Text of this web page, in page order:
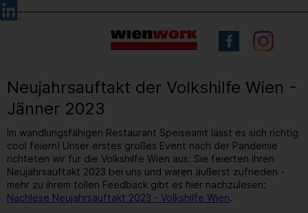
Barrierefreie
Bedienung
Sprachauswahl
Neujahrsauftakt der Volkshilfe Wien -
Jänner 2023
Im wandlungsfähigen Restaurant Speiseamt lässt es sich richtig
cool feiern! Unser erstes großes Event nach der Pandemie
richteten wir für die Volkshilfe Wien aus: Sie feierten ihren
Neujahrsauftakt 2023 bei uns und waren äußerst zufrieden -
mehr zu ihrem tollen Feedback gibt es hier nachzulesen:
Nachlese Neujahrsauftakt 2023 - Volkshilfe Wien.